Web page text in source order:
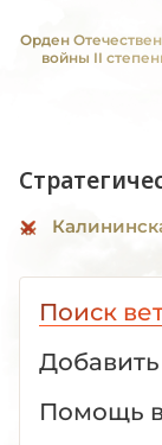
Орден
войны II
Поиск
Помощь